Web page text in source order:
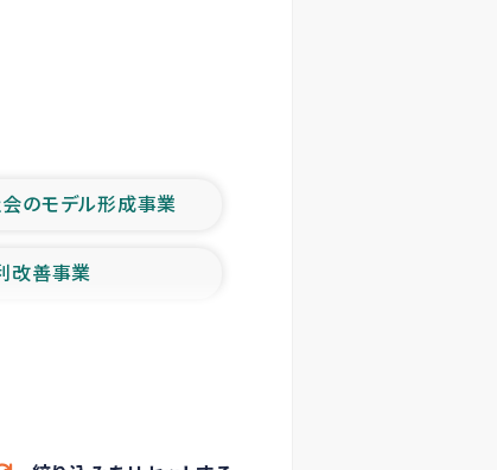
のモデル形成事業
改善事業
支援事業
者支援